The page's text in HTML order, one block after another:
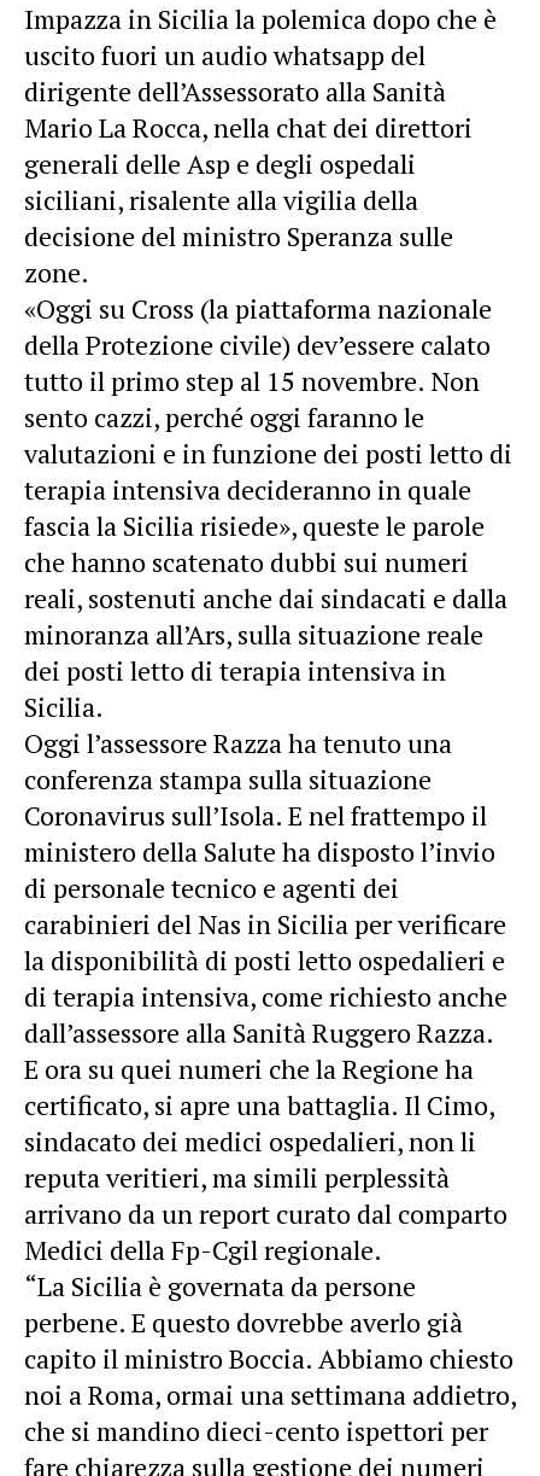
Impazza in Sicilia la polemica dopo che è
uscito fuori un audio whatsapp del
dirigente dell’Assessorato alla Sanità
Mario La Rocca, nella chat dei direttori
generali delle Asp e degli ospedali
siciliani, risalente alla vigilia della
decisione del ministro Speranza sulle
zone.
«Oggi su Cross (la piattaforma nazionale
della Protezione civile) dev’essere calato
tutto il primo step al 15 novembre. Non
sento cazzi, perché oggi faranno le
valutazioni e in funzione dei posti letto di
terapia intensiva decideranno in quale
fascia la Sicilia risiede», queste le parole
che hanno scatenato dubbi sui numeri
reali, sostenuti anche dai sindacati e dalla
minoranza all’Ars, sulla situazione reale
dei posti letto di terapia intensiva in
Sicilia.
Oggi l’assessore Razza ha tenuto una
conferenza stampa sulla situazione
Coronavirus sull’Isola. E nel frattempo il
ministero della Salute ha disposto l’invio
di personale tecnico e agenti dei
carabinieri del Nas in Sicilia per verificare
la disponibilità di posti letto ospedalieri e
di terapia intensiva, come richiesto anche
dall’assessore alla Sanità Ruggero Razza.
E ora su quei numeri che la Regione ha
certificato, si apre una battaglia. Il Cimo,
sindacato dei medici ospedalieri, non li
reputa veritieri, ma simili perplessità
arrivano da un report curato dal comparto
Medici della Fp-Cgil regionale.
“La Sicilia è governata da persone
perbene. E questo dovrebbe averlo già
capito il ministro Boccia. Abbiamo chiesto
noi a Roma, ormai una settimana addietro,
che si mandino dieci-cento ispettori per
fare chiarezza sulla gestione dei numeri